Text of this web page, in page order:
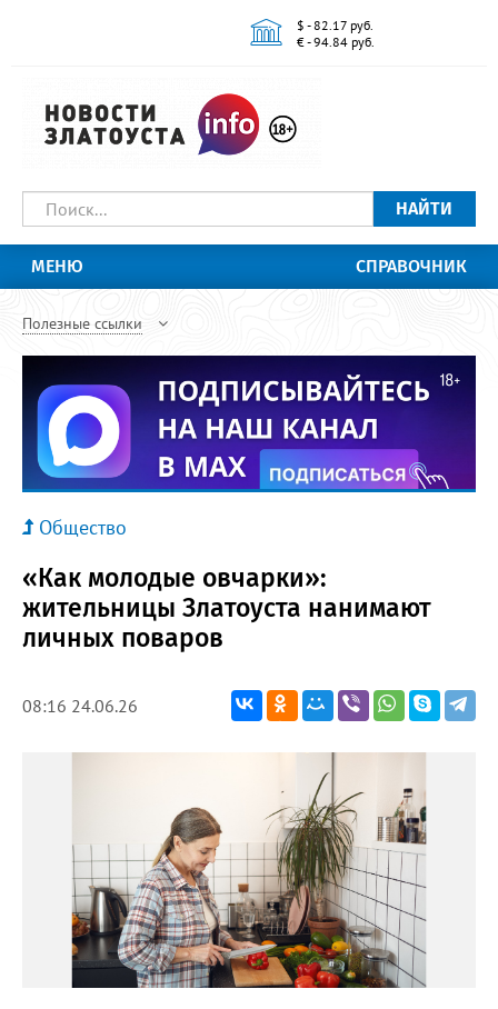
$ - 82.17 руб.
€ - 94.84 руб.
НАЙТИ
МЕНЮ СПРАВОЧНИК
Полезные ссылки
Общество
«Как молодые овчарки»:
жительницы Златоуста нанимают
личных поваров
08:16 24.06.26